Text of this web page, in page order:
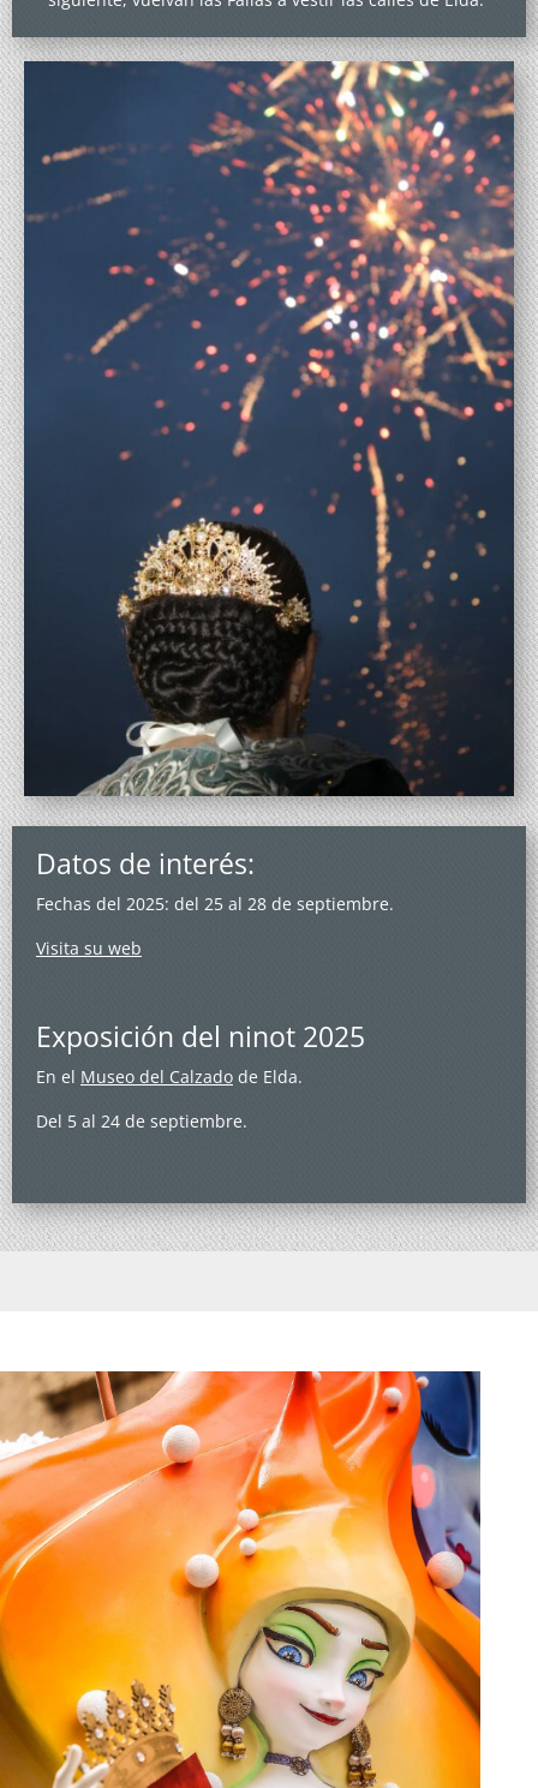
Datos de interés:
Fechas del 2025: del 25 al 28 de septiembre.
Visita su web
Exposición del ninot 2025
En el Museo del Calzado de Elda.
Del 5 al 24 de septiembre.